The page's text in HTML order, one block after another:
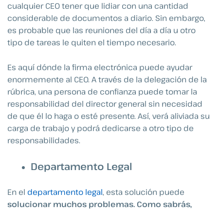
cualquier CEO tener que lidiar con una cantidad
considerable de documentos a diario. Sin embargo,
es probable que las reuniones del día a día u otro
tipo de tareas le quiten el tiempo necesario.
Es aquí dónde la firma electrónica puede ayudar
enormemente al CEO. A través de la delegación de la
rúbrica, una persona de confianza puede tomar la
responsabilidad del director general sin necesidad
de que él lo haga o esté presente. Así, verá aliviada su
carga de trabajo y podrá dedicarse a otro tipo de
responsabilidades.
Departamento Legal
En el departamento legal, esta solución puede
solucionar muchos problemas. Como sabrás,